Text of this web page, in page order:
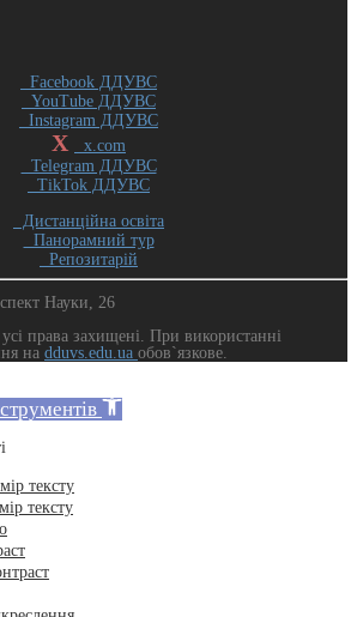
Facebook ДДУВС
YouTube ДДУВС
Instagram ДДУВС
X
x.com
Telegram ДДУВС
TikTok ДДУВС
Дистанційна освіта
Панорамний тур
Репозитарій
Науки, 26
права захищенi. При використанні
на dduvs.edu.ua обов`язкове.
тексту
тексту